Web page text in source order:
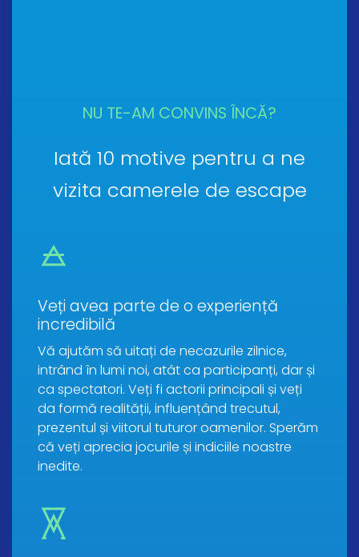
NU TE-AM CONVINS ÎNCĂ?
Iată 10 motive pentru a ne
vizita camerele de escape
Veți avea parte de o experiență
incredibilă
Vă ajutăm să uitați de necazurile zilnice,
intrând în lumi noi, atât ca participanți, dar și
ca spectatori. Veți fi actorii principali și veți
da formă realității, influențând trecutul,
prezentul și viitorul tuturor oamenilor. Sperăm
că veți aprecia jocurile și indiciile noastre
inedite.